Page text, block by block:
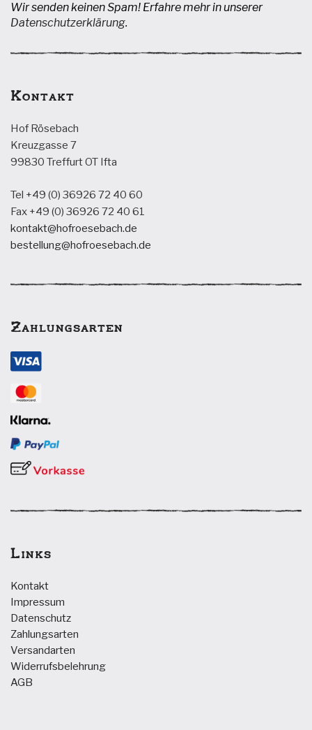
Wir senden keinen Spam! Erfahre mehr in unserer
Datenschutzerklärung.
Kontakt
Hof Rösebach
Kreuzgasse 7
99830 Treffurt OT Ifta
Tel +49 (0) 36926 72 40 60
Fax +49 (0) 36926 72 40 61
kontakt@hofroesebach.de
bestellung@hofroesebach.de
Zahlungsarten
Links
Kontakt
Impressum
Datenschutz
Zahlungsarten
Versandarten
Widerrufsbelehrung
AGB